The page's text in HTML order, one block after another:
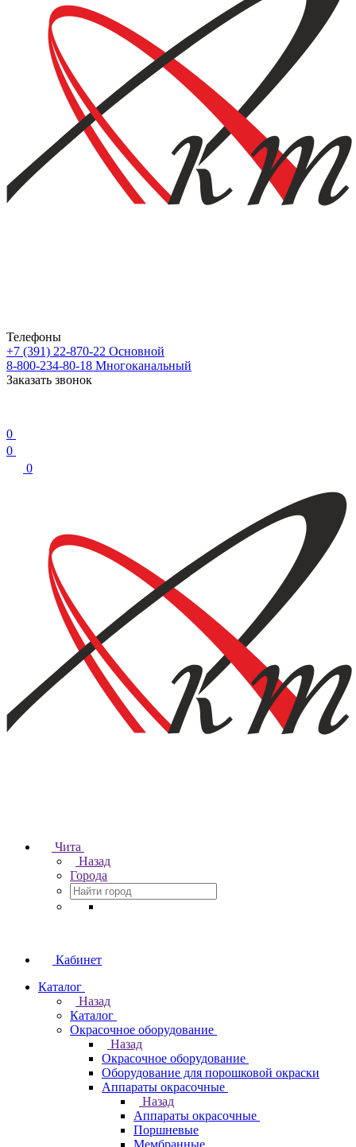
Телефоны
+7 (391) 22-870-22 Основной
8-800-234-80-18 Многоканальный
Заказать звонок
0
0
0
Чита
Назад
Города
Кабинет
Каталог
Назад
Каталог
Окрасочное оборудование
Назад
Окрасочное оборудование
Оборудование для порошковой окраски
Аппараты окрасочные
Назад
Аппараты окрасочные
Поршневые
Мембранные